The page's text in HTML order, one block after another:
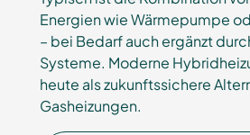
Energien wie Wärmepumpe
– bei Bedarf auch ergänzt
Systeme. Moderne
heute als zukunftssichere
Gasheizungen.